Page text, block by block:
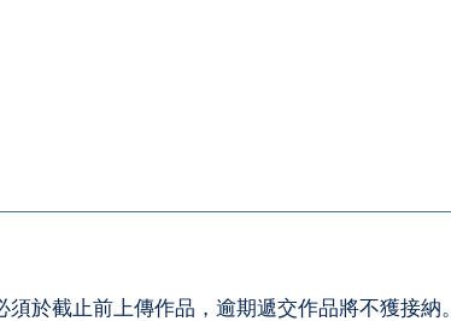
須於截止前上傳作品，逾期遞交作品將不獲接納。